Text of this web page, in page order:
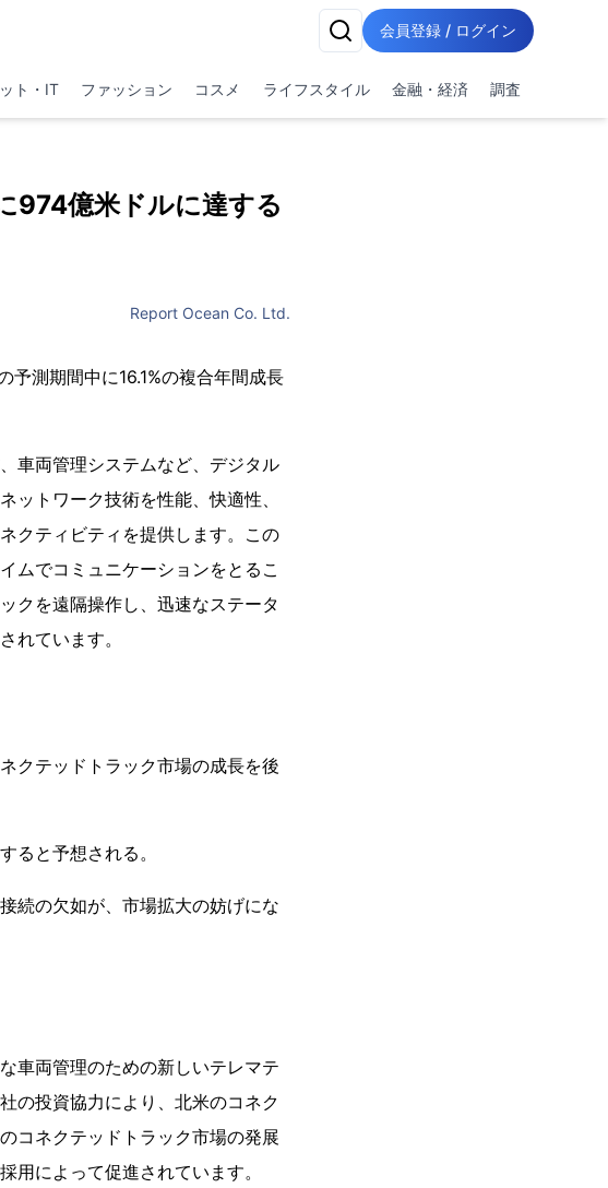
会員登録 / ログイン
ト・IT ファッション コスメ ライフスタイル 金融・経済 調査
974億米ドルに達する
Report Ocean Co. Ltd.
測期間中に16.1%の複合年間成長
車両管理システムなど、デジタル
ットワーク技術を性能、快適性、
クティビティを提供します。この
ムでコミュニケーションをとるこ
クを遠隔操作し、迅速なステータ
れています。
クテッドトラック市場の成長を後
ると予想される。
続の欠如が、市場拡大の妨げにな
車両管理のための新しいテレマテ
の投資協力により、北米のコネク
コネクテッドトラック市場の発展
用によって促進されています。